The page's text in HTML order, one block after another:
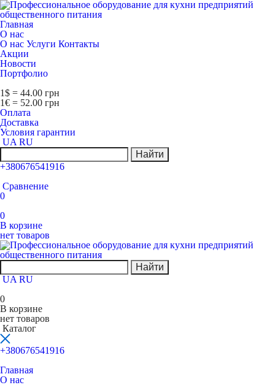
Главная
О нас
О нас Услуги Контакты
Акции
Новости
Портфолио
1$ = 44.00 грн
1€ = 52.00 грн
Оплата
Доставка
Условия гарантии
UA RU
Найти
+380676541916
Сравнение
0
0
В корзине
нет товаров
Найти
UA RU
0
В корзине
нет товаров
Каталог
+380676541916
Главная
О нас